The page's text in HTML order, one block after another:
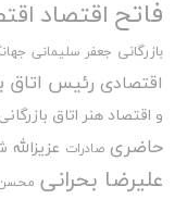
فاتح اقتصاد
بازرگانی جعفر سلیمانی
اقتصادی رئیس اتاق
و اقتصاد هنر اتاق بازرگانی
حاضری صادرات
علیرضا بحرانی